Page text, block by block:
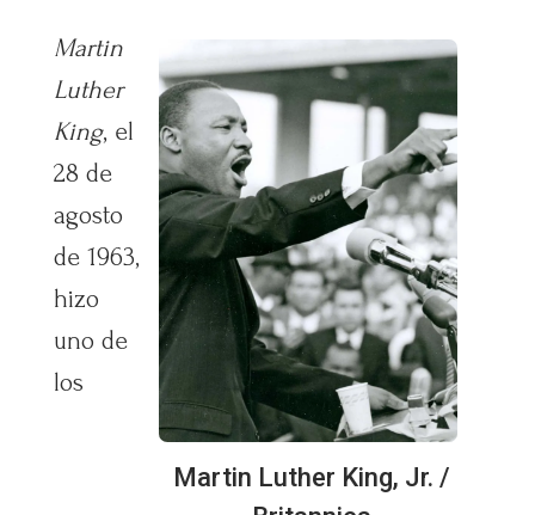
Martin Luther King, Jr. /
Martin
Luther
King, el
28 de
agosto
de 1963,
hizo
uno de
los